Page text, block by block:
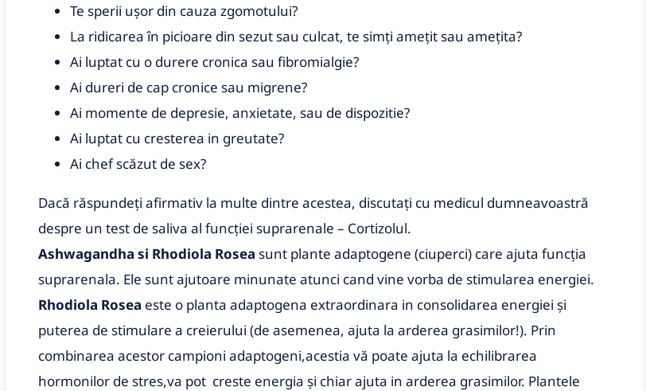
Te sperii ușor din cauza zgomotului?
La ridicarea în picioare din sezut sau culcat, te simți amețit sau amețita?
Ai luptat cu o durere cronica sau fibromialgie?
Ai dureri de cap cronice sau migrene?
Ai momente de depresie, anxietate, sau de dispozitie?
Ai luptat cu cresterea in greutate?
Ai chef scăzut de sex?
Dacă răspundeți afirmativ la multe dintre acestea, discutați cu medicul dumneavoastră
despre un test de saliva al funcției suprarenale – Cortizolul.
Ashwagandha si Rhodiola Rosea sunt plante adaptogene (ciuperci) care ajuta funcția
suprarenala. Ele sunt ajutoare minunate atunci cand vine vorba de stimularea energiei.
Rhodiola Rosea este o planta adaptogena extraordinara in consolidarea energiei și
puterea de stimulare a creierului (de asemenea, ajuta la arderea grasimilor!). Prin
combinarea acestor campioni adaptogeni,acestia vă poate ajuta la echilibrarea
hormonilor de stres,va pot creste energia și chiar ajuta in arderea grasimilor. Plantele